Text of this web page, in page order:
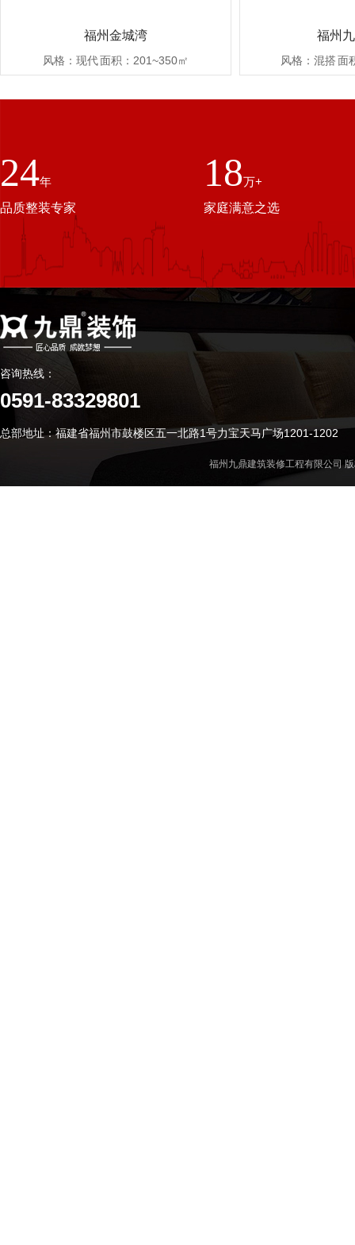
福州金城湾
风格：现代面积：201~350㎡
福州
风格：混搭面
24年
品质整装专家
18万+
家庭满意之选
咨询热线：
0591-83329801
总部地址：福建省福州市鼓楼区五一北路1号力宝天马广场1201-1202
福州九鼎建筑装修工程有限公司